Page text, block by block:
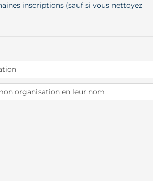
inscriptions (sauf si vous nettoyez